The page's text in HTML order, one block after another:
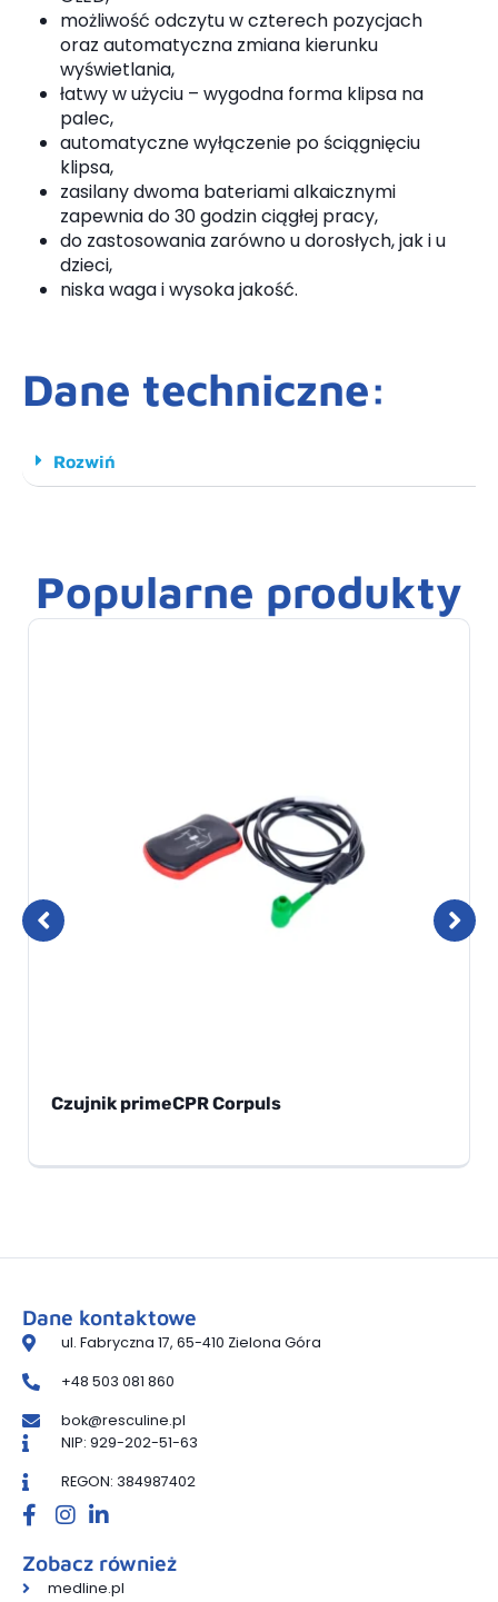
możliwość odczytu w czterech pozycjach
oraz automatyczna zmiana kierunku
wyświetlania,
łatwy w użyciu – wygodna forma klipsa na
palec,
automatyczne wyłączenie po ściągnięciu
klipsa,
zasilany dwoma bateriami alkaicznymi
zapewnia do 30 godzin ciągłej pracy,
do zastosowania zarówno u dorosłych, jak i u
dzieci,
niska waga i wysoka jakość.
Dane techniczne:
Rozwiń
Popularne produkty
Czujnik primeCPR Corpuls
Dane kontaktowe
ul. Fabryczna 17, 65-410 Zielona Góra
+48 503 081 860
bok@resculine.pl
NIP: 929-202-51-63
REGON: 384987402
Zobacz również
medline.pl